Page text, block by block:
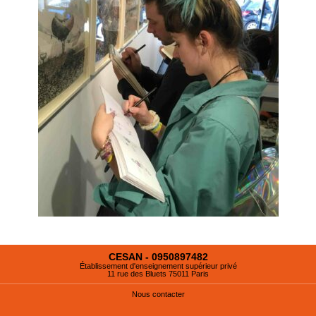
CESAN - 0950897482
Établissement d'enseignement supérieur privé
11 rue des Bluets 75011 Paris
Nous contacter